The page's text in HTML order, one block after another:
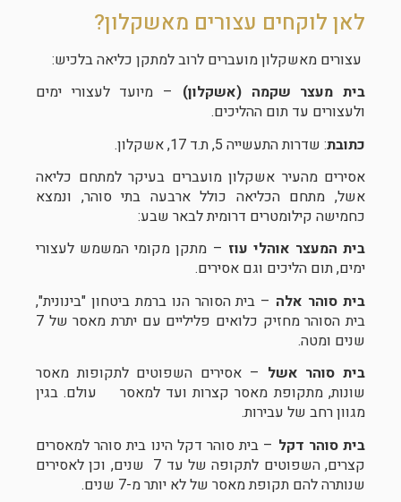
לאן לוקחים עצורים מאשקלון?
עצורים מאשקלון מועברים לרוב למתקן כליאה בלכיש:
בית מעצר שקמה (אשקלון) – מיועד לעצורי ימים
ולעצורים עד תום ההליכים.
כתובת: שדרות התעשייה 5, ת.ד 17, אשקלון.
אסירים מהעיר אשקלון מועברים בעיקר למתחם כליאה
אשל, מתחם הכליאה כולל ארבעה בתי סוהר, ונמצא
כחמישה קילומטרים דרומית לבאר שבע:
בית המעצר אוהלי עוז – מתקן מקומי המשמש לעצורי
ימים, תום הליכים וגם אסירים.
בית סוהר אלה – בית הסוהר הנו ברמת ביטחון "בינונית",
בית הסוהר מחזיק כלואים פליליים עם יתרת מאסר של 7
שנים ומטה.
בית סוהר אשל – אסירים השפוטים לתקופות מאסר
שונות, מתקופת מאסר קצרות ועד למאסר עולם. בגין
מגוון רחב של עבירות.
בית סוהר דקל – בית סוהר דקל הינו בית סוהר למאסרים
קצרים, השפוטים לתקופה של עד 7 שנים, וכן לאסירים
שנותרה להם תקופת מאסר של לא יותר מ-7 שנים.